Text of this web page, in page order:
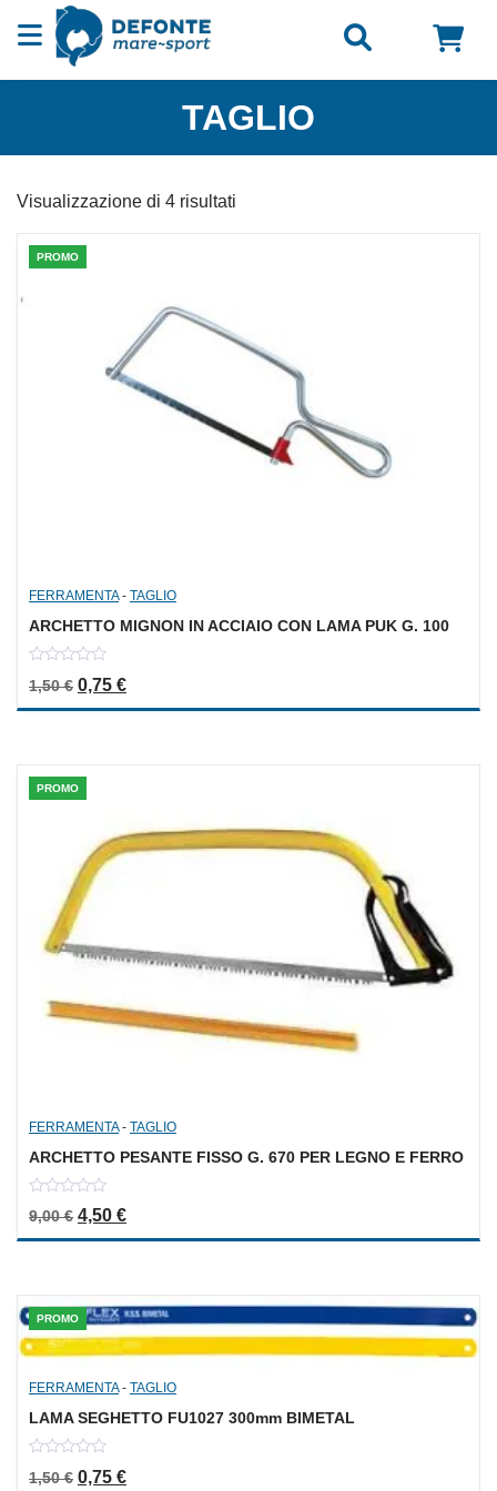
Vai al contenuto
TAGLIO
Visualizzazione di 4 risultati
PROMO
FERRAMENTA- TAGLIO
ARCHETTO MIGNON IN ACCIAIO CON LAMA PUK G. 100
out
1,50€ Il prezzo originale era: 1,50 €.
0,75 €Il prezzo attuale è: 0,75 €.
PROMO
FERRAMENTA- TAGLIO
ARCHETTO PESANTE FISSO G. 670 PER LEGNO E FERRO
out
of
9,00€ Il prezzo originale era: 9,00 €.
4,50 €Il prezzo attuale è: 4,50 €.
PROMO
FERRAMENTA- TAGLIO
LAMA SEGHETTO FU1027 300mm BIMETAL
out
1,50€ Il prezzo originale era: 1,50 €.
0,75 €Il prezzo attuale è: 0,75 €.